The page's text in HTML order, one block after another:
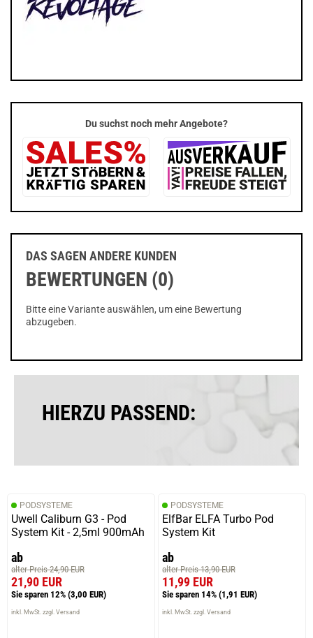
Du suchst noch mehr Angebote?
DAS SAGEN ANDERE KUNDEN
BEWERTUNGEN (0)
Bitte eine Variante auswählen, um eine Bewertung
abzugeben.
HIERZU PASSEND:
PODSYSTEME
Uwell Caliburn G3 - Pod
System Kit - 2,5ml 900mAh
ab
alter Preis 24,90 EUR
21,90 EUR
Sie sparen 12% (3,00 EUR)
inkl. MwSt. zzgl. Versand
PODSYSTEME
ElfBar ELFA Turbo Pod
System Kit
ab
alter Preis 13,90 EUR
11,99 EUR
Sie sparen 14% (1,91 EUR)
inkl. MwSt. zzgl. Versand